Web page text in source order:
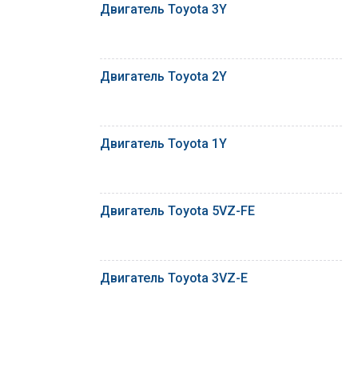
Двигатель Toyota 3Y
Двигатель Toyota 2Y
Двигатель Toyota 1Y
Двигатель Toyota 5VZ-FE
Двигатель Toyota 3VZ-E